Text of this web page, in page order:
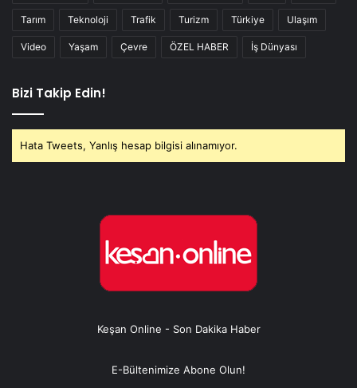
Tarım Teknoloji Trafik Turizm Türkiye Ulaşım
Video Yaşam Çevre ÖZEL HABER İş Dünyası
Bizi Takip Edin!
Hata Tweets, Yanlış hesap bilgisi alınamıyor.
Keşan Online - Son Dakika Haber
E-Bültenimize Abone Olun!